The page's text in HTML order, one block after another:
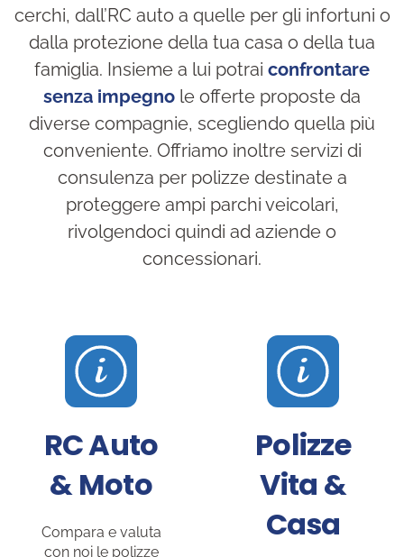
cerchi, dall’RC auto a quelle per gli infortuni o
dalla protezione della tua casa o della tua
famiglia. Insieme a lui potrai confrontare
senza impegno le offerte proposte da
diverse compagnie, scegliendo quella più
conveniente. Offriamo inoltre servizi di
consulenza per polizze destinate a
proteggere ampi parchi veicolari,
rivolgendoci quindi ad aziende o
concessionari.
RC Auto
& Moto
Compara e valuta
con noi le polizze
Polizze
Vita &
Casa